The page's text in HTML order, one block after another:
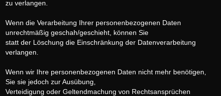
zu verlangen.
Wenn die Verarbeitung Ihrer personenbezogenen Daten
unrechtmäßig geschah/geschieht, können Sie
statt der Löschung die Einschränkung der Datenverarbeitung
verlangen.
Wenn wir Ihre personenbezogenen Daten nicht mehr benötigen,
Sie sie jedoch zur Ausübung,
Verteidigung oder Geltendmachung von Rechtsansprüchen